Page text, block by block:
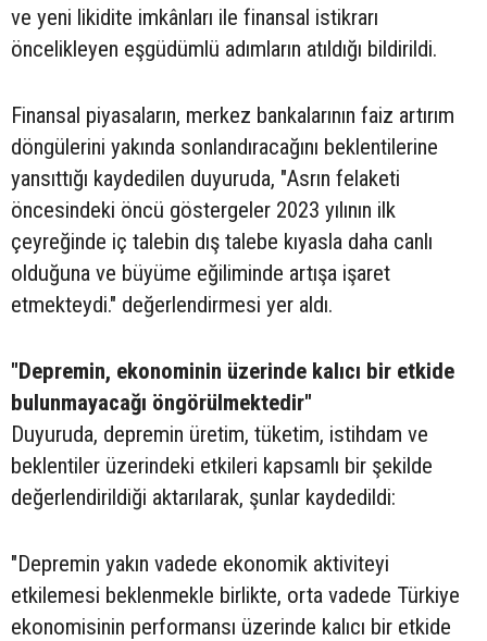
ve yeni likidite imkânları ile finansal istikrarı
öncelikleyen eşgüdümlü adımların atıldığı bildirildi.
Finansal piyasaların, merkez bankalarının faiz artırım
döngülerini yakında sonlandıracağını beklentilerine
yansıttığı kaydedilen duyuruda, "Asrın felaketi
öncesindeki öncü göstergeler 2023 yılının ilk
çeyreğinde iç talebin dış talebe kıyasla daha canlı
olduğuna ve büyüme eğiliminde artışa işaret
etmekteydi." değerlendirmesi yer aldı.
"Depremin, ekonominin üzerinde kalıcı bir etkide
bulunmayacağı öngörülmektedir"
Duyuruda, depremin üretim, tüketim, istihdam ve
beklentiler üzerindeki etkileri kapsamlı bir şekilde
değerlendirildiği aktarılarak, şunlar kaydedildi:
"Depremin yakın vadede ekonomik aktiviteyi
etkilemesi beklenmekle birlikte, orta vadede Türkiye
ekonomisinin performansı üzerinde kalıcı bir etkide